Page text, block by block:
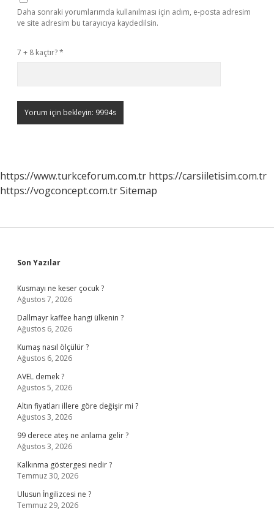
Daha sonraki yorumlarımda kullanılması için adım, e-posta adresim
ve site adresim bu tarayıcıya kaydedilsin.
7 + 8 kaçtır?*
https://www.turkceforum.com.tr https://carsiiletisim.com.tr
https://vogconcept.com.trSitemap
Sidebar
Son Yazılar
Kusmayı ne keser çocuk ?
Ağustos 7, 2026
Dallmayr kaffee hangi ülkenin ?
Ağustos 6, 2026
Kumaş nasıl ölçülür ?
Ağustos 6, 2026
AVEL demek ?
Ağustos 5, 2026
Altın fiyatları illere göre değişir mi ?
Ağustos 3, 2026
99 derece ateş ne anlama gelir ?
Ağustos 3, 2026
Kalkınma göstergesi nedir ?
Temmuz 30, 2026
Ulusun İngilizcesi ne ?
Temmuz 29, 2026